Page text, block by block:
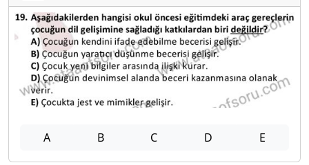
A B C D E